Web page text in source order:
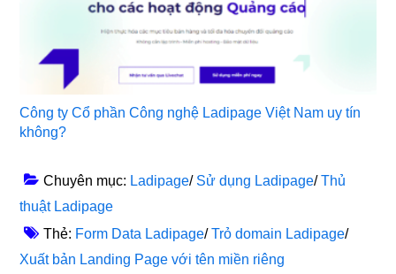
Công ty Cổ phần Công nghệ Ladipage Việt Nam uy tín
không?
Chuyên mục: Ladipage/ Sử dụng Ladipage/Thủ
thuật Ladipage
Thẻ: Form Data Ladipage/Trỏ domain Ladipage/
Xuất bản Landing Page với tên miền riêng